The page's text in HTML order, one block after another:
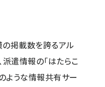
の掲載数を誇るアル
派遣情報の「はたらこ
ような情報共有サー